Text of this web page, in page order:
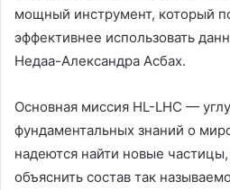
мощный инструмент, который
эффективнее использовать
Недаа-Александра Асбах.
Основная миссия HL-LHC —
фундаментальных знаний о
надеются найти новые
объяснить состав так